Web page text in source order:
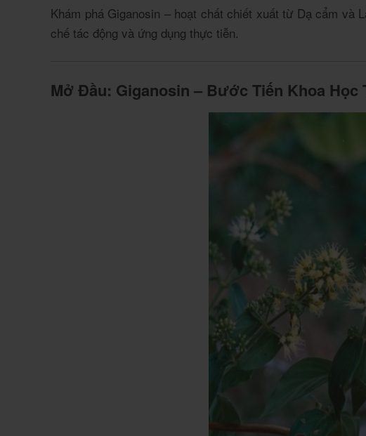
Khám phá Giganosin – hoạt chất chiết xuất từ Dạ cẩm và
chế tác động và ứng dụng thực tiễn.
Mở Đầu: Giganosin – Bước Tiến Khoa